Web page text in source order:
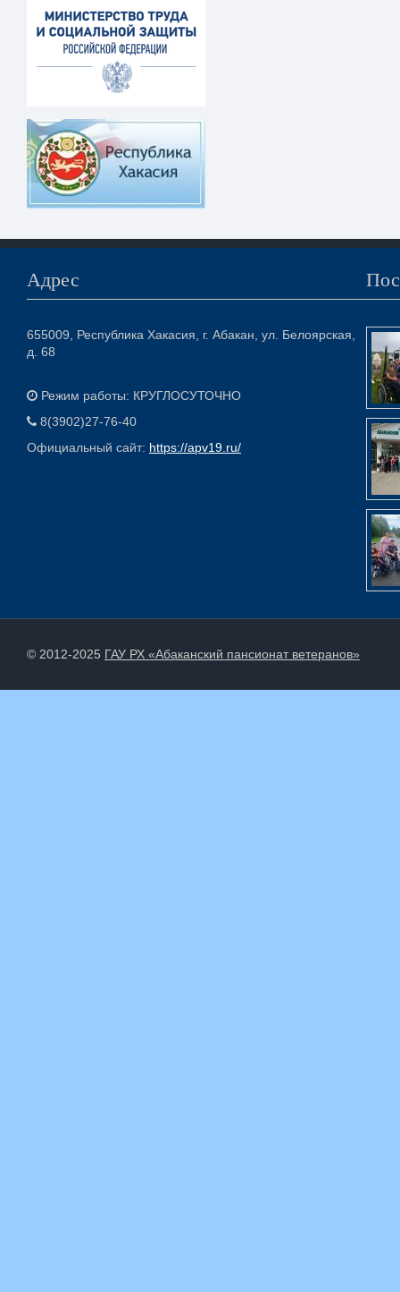
Адрес
655009, Республика Хакасия, г. Абакан, ул. Белоярская,
д. 68
Режим работы: КРУГЛОСУТОЧНО
8(3902)27-76-40
Официальный сайт: https://apv19.ru/
© 2012-2025 ГАУ РХ «Абаканский пансионат ветеранов»